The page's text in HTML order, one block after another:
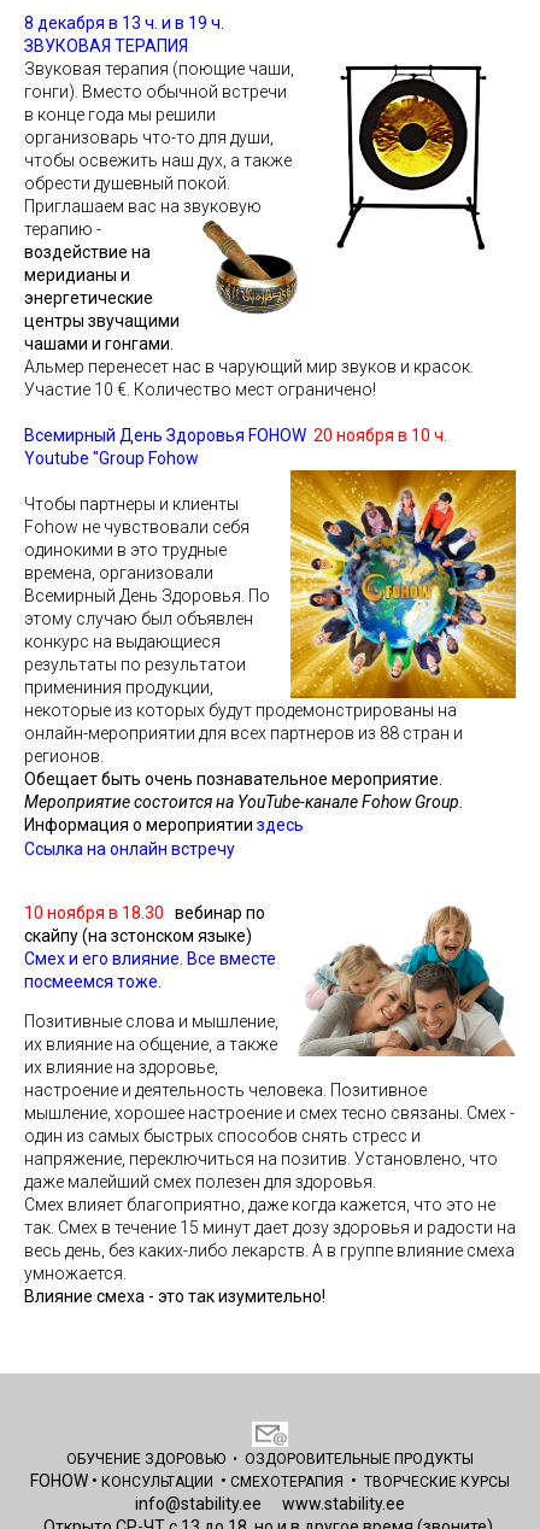
8 декабря в 13 ч. и в 19 ч.
ЗВУКОВАЯ ТЕРАПИЯ
Звуковая терапия (поющие чаши,
гонги). Вместо обычной встречи
в конце года мы решили
организоварь что-то для души,
чтобы освежить наш дух, а также
обрести душевный покой.
Приглашаем вас на звуковую
терапию -
воздействие на
меридианы и
энергетические
центры звучащими
чашами и гонгами.
Альмер перенесет нас в чарующий мир звуков и красок.
Участие 10 €. Количество мест ограничено!
Всемирный День Здоровья FOHOW 20 ноября в 10 ч.
Youtube "Group Fohow
Чтобы партнеры и клиенты
Fohow не чувствовали себя
одинокими в это трудные
времена, организовали
Всемирный День Здоровья. По
этому случаю был объявлен
конкурс на выдающиеся
результаты по результатои
примениния продукции,
некоторые из которых будут продемонстрированы на
онлайн-мероприятии для всех партнеров из 88 стран и
регионов.
Обещает быть очень познавательное мероприятие.
Мероприятие состоится на YouTube-канале Fohow Group.
Информация о мероприятии здесь
Ссылка на онлайн встречу
10 ноября в 18.30
вебинар по
скайпу (на зстонском языке)
Смех и его влияние. Все вместе
посмеемся тоже.
Позитивные слова и мышление,
их влияние на общение, а также
их влияние на здоровье,
настроение и деятельность человека. Позитивное
мышление, хорошее настроение и смех тесно связаны. Смех -
один из самых быстрых способов снять стресс и
напряжение, переключиться на позитив. Установлено, что
даже малейший смех полезен для здоровья.
Смех влияет благоприятно, даже когда кажется, что это не
так. Смех в течение 15 минут дает дозу здоровья и радости на
весь день, без каких-либо лекарств. А в группе влияние смеха
умножается.
Влияние смеха - это так изумительно!
ОБУЧЕНИЕ ЗДОРОВЬЮ • ОЗДОРОВИТЕЛЬНЫЕ ПРОДУКТЫ
FOHOW • КОНСУЛЬТАЦИИ • СМЕХОТЕРАПИЯ • ТВОРЧЕСКИЕ КУРСЫ
info@stability.ee
www.stability.ee